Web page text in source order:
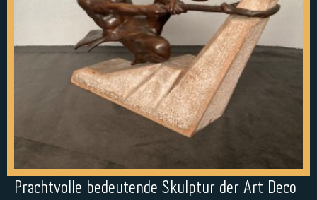
Prachtvolle bedeutende Skulptur der Art Deco